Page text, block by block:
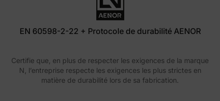
EN 60598-2-22 + Protocole de durabilité AENOR
Certifie que, en plus de respecter les exigences de la marque
N, l’entreprise respecte les exigences les plus strictes en
matière de durabilité lors de sa fabrication.